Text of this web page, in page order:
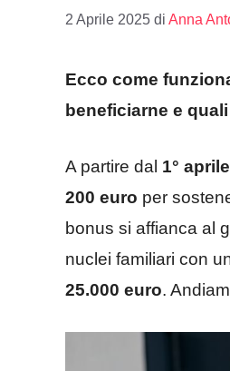
2 Aprile 2025 di Anna
Ecco come
beneficiarne e
A partire dal 1°
200 euro per
bonus si affianca al
nuclei familiari con
25.000 euro.